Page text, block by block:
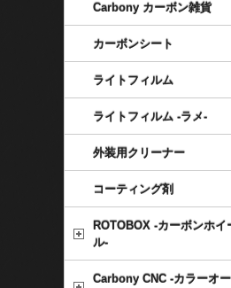
Carbony カーボン雑貨
カーボンシート
ライトフィルム
ライトフィルム -ラメ-
外装用クリーナー
コーティング剤
ROTOBOX -カーボンホイ
ル-
Carbony CNC -カラーオー